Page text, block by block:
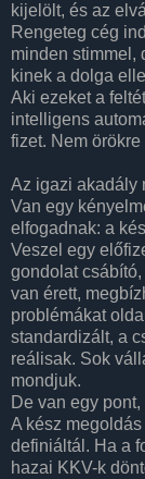
kijelölt, és az
Rengeteg cég
minden stimmel,
kinek a dolga
Aki ezeket a
intelligens
fizet. Nem
Az igazi akadály
Van egy
elfogadnak: a
Veszel egy
gondolat
van érett,
problémákat
standardizált, a
reálisak. Sok
mondjuk.
De van egy
A kész
definiáltál. Ha a
hazai KKV-k